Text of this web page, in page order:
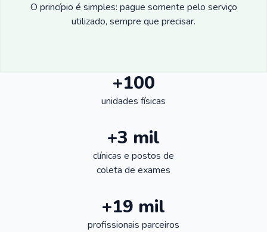
O princípio é simples: pague somente pelo serviço
utilizado, sempre que precisar.
+100
unidades físicas
+3 mil
clínicas e postos de
coleta de exames
+19 mil
profissionais parceiros